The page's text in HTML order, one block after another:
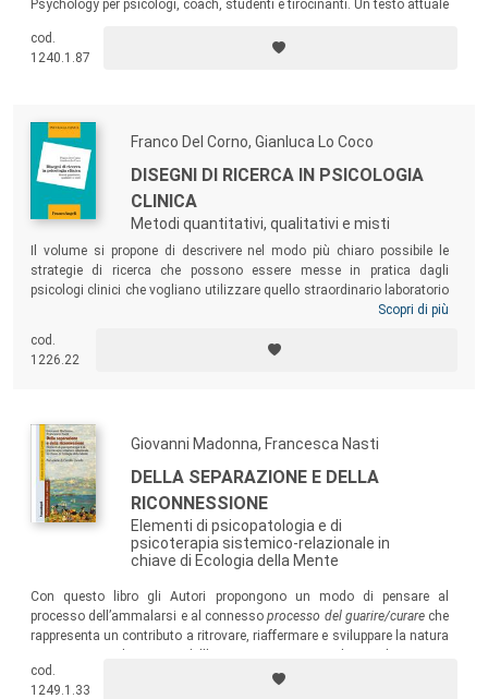
Psychology per psicologi, coach, studenti e tirocinanti. Un testo attuale
teoria, alla ricerca e alla pratica della Coaching Psychology.
cod.
1240.1.87
Franco Del Corno, Gianluca Lo Coco
DISEGNI DI RICERCA IN PSICOLOGIA
CLINICA
Metodi quantitativi, qualitativi e misti
Il volume si propone di descrivere nel modo più chiaro possibile le
strategie di ricerca che possono essere messe in pratica dagli
psicologi clinici che vogliano utilizzare quello straordinario laboratorio
naturale che è la loro attività quotidiana, per verificarne empiricamente
suggerire alcuni criteri fondamentali che consentano di orientarsi fra i
moltissimi contributi di ricerca proposti dalla letteratura, per scegliere i
Scopri di più
cod.
1226.22
Giovanni Madonna, Francesca Nasti
DELLA SEPARAZIONE E DELLA
RICONNESSIONE
Elementi di psicopatologia e di
psicoterapia sistemico-relazionale in
chiave di Ecologia della Mente
Con questo libro gli Autori propongono un modo di pensare al
processo dell’ammalarsi e al connessoprocesso del guarire/curareche
rappresenta un contributo a ritrovare, riaffermare e sviluppare la natura
cod.
1249.1.33